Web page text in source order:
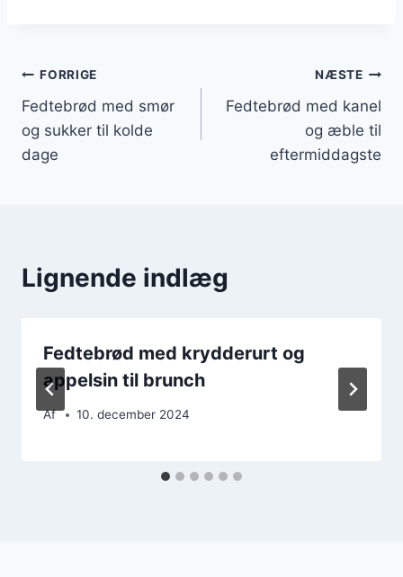
Indlægsnavigation
FORRIGE
Fedtebrød med smør
og sukker til kolde
dage
NÆSTE
Fedtebrød med kanel
og æble til
eftermiddagste
Lignende indlæg
Fedtebrød med krydderurt og
appelsin til brunch
Af 10. december 2024